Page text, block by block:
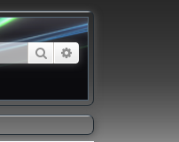
Suche Erweiterte Suche